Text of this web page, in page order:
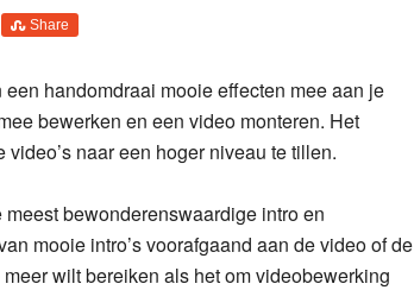
Share
handomdraai mooie effecten mee aan je
bewerken en een video monteren. Het
naar een hoger niveau te tillen.
bewonderenswaardige intro en
mooie intro’s voorafgaand aan de video of de
wilt bereiken als het om videobewerking